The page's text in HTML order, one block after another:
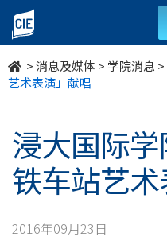
浸
大
国
学
院
合
>消息及媒体 >学院消息 >
艺术表演」献唱
浸大国际
铁车站艺
2016年09月23日